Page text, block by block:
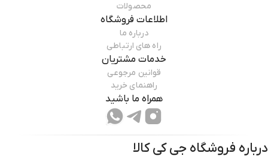
محصولات
اطلاعات فروشگاه
درباره ما
راه های ارتباطی
خدمات مشتریان
قوانین مرجوعی
راهنمای خرید
همراه ما باشید
درباره فروشگاه جی کی کالا